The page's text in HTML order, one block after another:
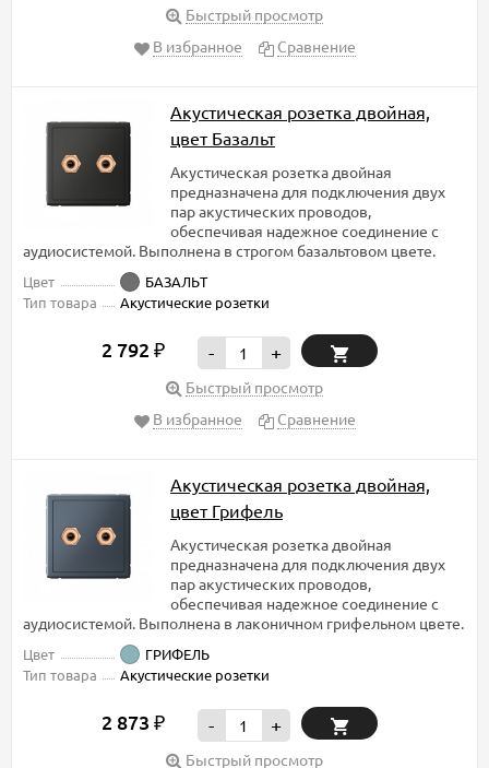
Быстрый просмотр
В избранное
Сравнение
Акустическая розетка двойная,
цвет Базальт
Акустическая розетка двойная
предназначена для подключения двух
пар акустических проводов,
обеспечивая надежное соединение с
аудиосистемой. Выполнена в строгом базальтовом цвете.
Цвет
БАЗАЛЬТ
Тип товара
Акустические розетки
2 792 ₽ - +
Быстрый просмотр
В избранное
Сравнение
Акустическая розетка двойная,
цвет Грифель
Акустическая розетка двойная
предназначена для подключения двух
пар акустических проводов,
обеспечивая надежное соединение с
аудиосистемой. Выполнена в лаконичном грифельном цвете.
Цвет
ГРИФЕЛЬ
Тип товара
Акустические розетки
2 873 ₽ - +
Быстрый просмотр